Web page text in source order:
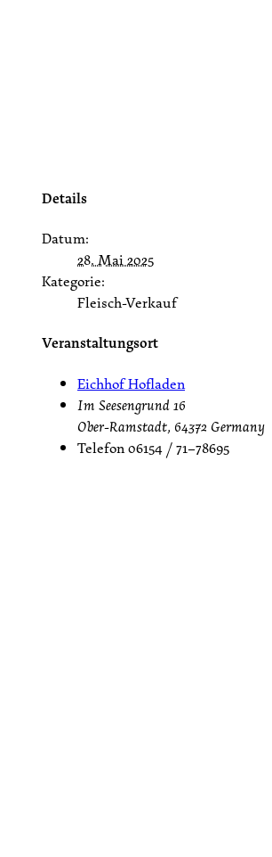
Details
Datum:
28. Mai 2025
Kategorie:
Fleisch-Verkauf
Veranstaltungsort
Eichhof Hofladen
Im Seesengrund 16
Ober-Ramstadt, 64372 Germany
Telefon06154 / 71–78695